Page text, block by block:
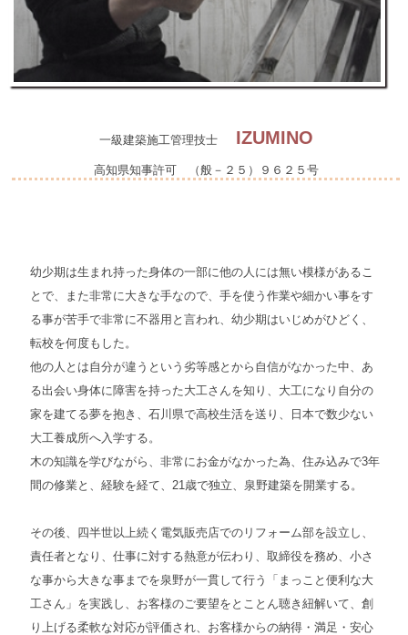
一級建築施工管理技士 IZUMINO
高知県知事許可 （般－２５）９６２５号
幼少期は生まれ持った身体の一部に他の人には無い模様があるこ
とで、また非常に大きな手なので、手を使う作業や細かい事をす
る事が苦手で非常に不器用と言われ、幼少期はいじめがひどく、
転校を何度もした。
他の人とは自分が違うという劣等感とから自信がなかった中、あ
る出会い身体に障害を持った大工さんを知り、大工になり自分の
家を建てる夢を抱き、石川県で高校生活を送り、日本で数少ない
大工養成所へ入学する。
木の知識を学びながら、非常にお金がなかった為、住み込みで3年
間の修業と、経験を経て、21歳で独立、泉野建築を開業する。
その後、四半世以上続く電気販売店でのリフォーム部を設立し、
責任者となり、仕事に対する熱意が伝わり、取締役を務め、小さ
な事から大きな事までを泉野が一貫して行う「まっこと便利な大
工さん」を実践し、お客様のご要望をとことん聴き紐解いて、創
り上げる柔軟な対応が評価され、お客様からの納得・満足・安心